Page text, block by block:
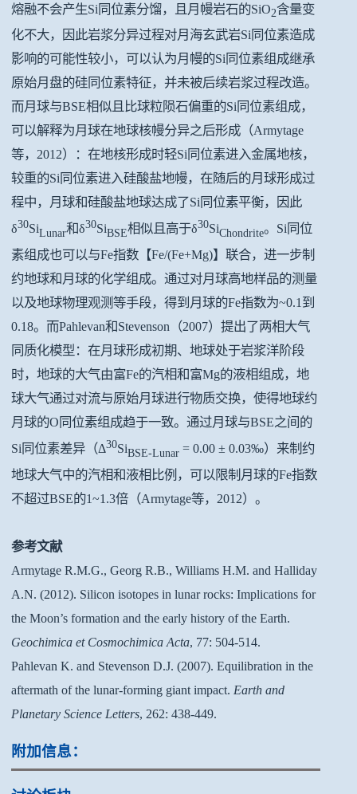
熔融不会产生Si同位素分馏，且月幔岩石的SiO2含量变
化不大，因此岩浆分异过程对月海玄武岩Si同位素造成
影响的可能性较小，可以认为月幔的Si同位素组成继承
原始月盘的硅同位素特征，并未被后续岩浆过程改造。
而月球与BSE相似且比球粒陨石偏重的Si同位素组成，
可以解释为月球在地球核幔分异之后形成（Armytage
等，2012）：在地核形成时轻Si同位素进入金属地核，
较重的Si同位素进入硅酸盐地幔，在随后的月球形成过
程中，月球和硅酸盐地球达成了Si同位素平衡，因此
δ30SiLunar和δ30SiBSE相似且高于δ30SiChondrite。Si同位
素组成也可以与Fe指数【Fe/(Fe+Mg)】联合，进一步制
约地球和月球的化学组成。通过对月球高地样品的测量
以及地球物理观测等手段，得到月球的Fe指数为~0.1到
0.18。而Pahlevan和Stevenson（2007）提出了两相大气
同质化模型：在月球形成初期、地球处于岩浆洋阶段
时，地球的大气由富Fe的汽相和富Mg的液相组成，地
球大气通过对流与原始月球进行物质交换，使得地球约
月球的O同位素组成趋于一致。通过月球与BSE之间的
Si同位素差异（Δ30SiBSE-Lunar = 0.00 ± 0.03‰）来制约
地球大气中的汽相和液相比例，可以限制月球的Fe指数
不超过BSE的1~1.3倍（Armytage等，2012）。
参考文献
Armytage R.M.G., Georg R.B., Williams H.M. and Halliday
A.N. (2012). Silicon isotopes in lunar rocks: Implications for
the Moon’s formation and the early history of the Earth.
Geochimica et Cosmochimica Acta, 77: 504-514.
Pahlevan K. and Stevenson D.J. (2007). Equilibration in the
aftermath of the lunar-forming giant impact. Earth and
Planetary Science Letters, 262: 438-449.
附加信息：